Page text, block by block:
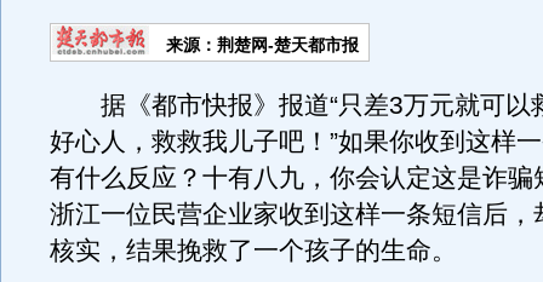
来源：荆楚网-楚天都市报
据《都市快报》报道“只差3万元就可以
好心人，救救我儿子吧！”如果你收到这样
有什么反应？十有八九，你会认定这是诈骗
浙江一位民营企业家收到这样一条短信后，
核实，结果挽救了一个孩子的生命。